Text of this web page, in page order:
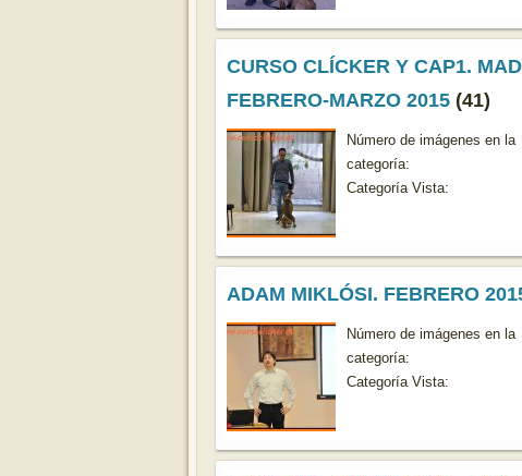
CURSO CLÍCKER Y CAP1.
FEBRERO-MARZO 2015 (41)
Número de imágenes en la
categoría:
Categoría Vista:
ADAM MIKLÓSI. FEBRERO
Número de imágenes en la
categoría:
Categoría Vista: